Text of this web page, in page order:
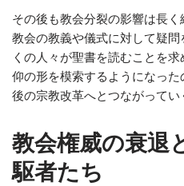
その後も教会分裂の影響は長
教会の教義や儀式に対して疑
くの人々が聖書を読むことを
仰の形を模索するようになった
後の宗教改革へとつながってい
教会権威の衰退
駆者たち